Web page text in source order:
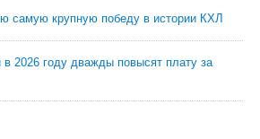
самую крупную победу в истории КХЛ
в 2026 году дважды повысят плату за